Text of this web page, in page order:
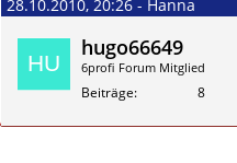
28.10.2010, 20:26 - Hanna
hugo66649
6profi Forum Mitglied
Beiträge 8